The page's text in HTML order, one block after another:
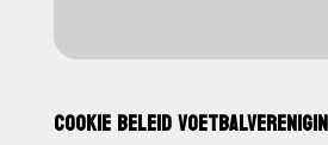
COOKIE BELEID